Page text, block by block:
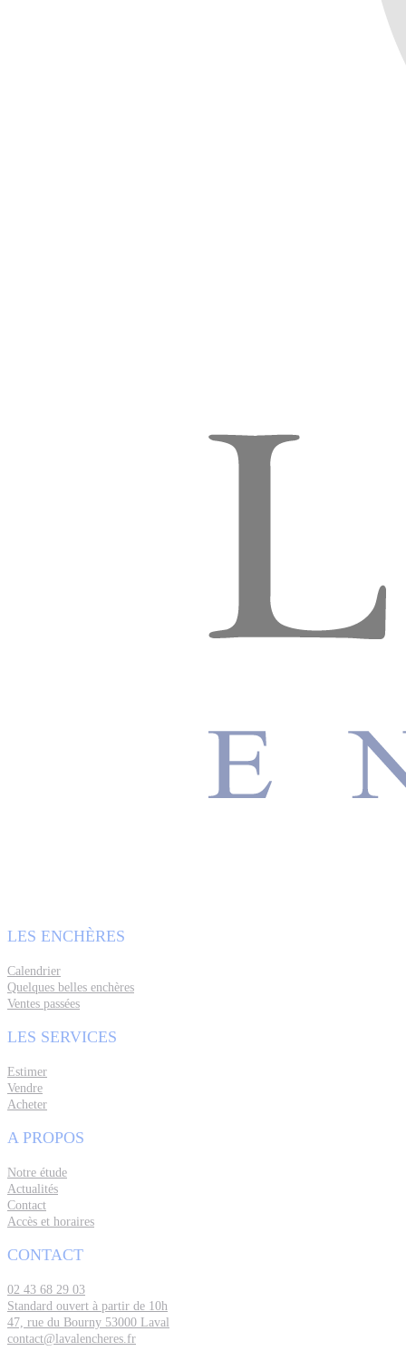
LES ENCHÈRES
Calendrier
Quelques belles enchères
Ventes passées
LES SERVICES
Estimer
Vendre
Acheter
A PROPOS
Notre étude
Actualités
Contact
Accès et horaires
CONTACT
02 43 68 29 03
Standard ouvert à partir de 10h
47, rue du Bourny 53000 Laval
contact@lavalencheres.fr